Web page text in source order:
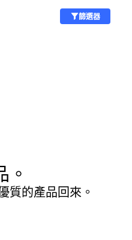
篩選器
質的產品回來。